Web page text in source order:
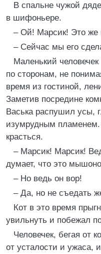
В спальне чужой
в шифоньере.
– Ой! Марсик! Это же
– Сейчас мы его
Маленький
по сторонам, не
время из гостиной,
Заметив посредине
Васька распушил усы,
изумрудным пламенем.
красться.
– Марсик! Марсик!
думает, что это
– Но ведь он вор!
– Да, но не съедать
Кот в это время
увильнуть и побежал
Человечек, бегая от
от усталости и ужаса,